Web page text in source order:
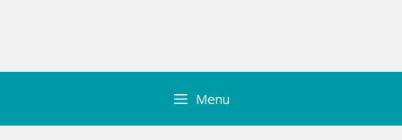
Menu